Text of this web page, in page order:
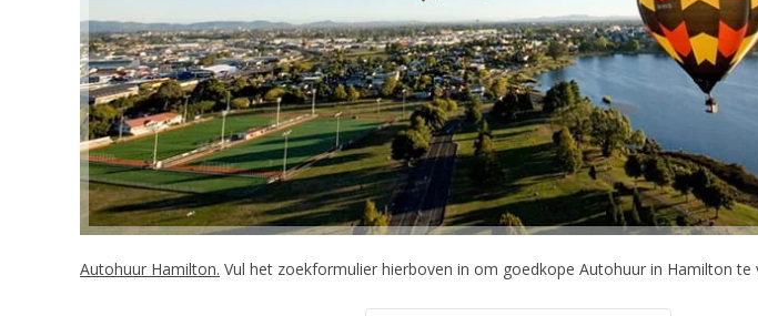
Autohuur Hamilton. Vul het zoekformulier hierboven in om goedkope Autohuur in Hamilton te